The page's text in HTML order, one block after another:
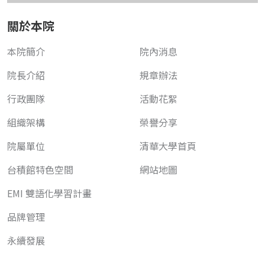
關於本院
本院簡介
院長介紹
行政團隊
組織架構
院屬單位
台積館特色空間
EMI 雙語化學習計畫
品牌管理
永續發展
院內消息
規章辦法
活動花絮
榮譽分享
清華大學首頁
網站地圖